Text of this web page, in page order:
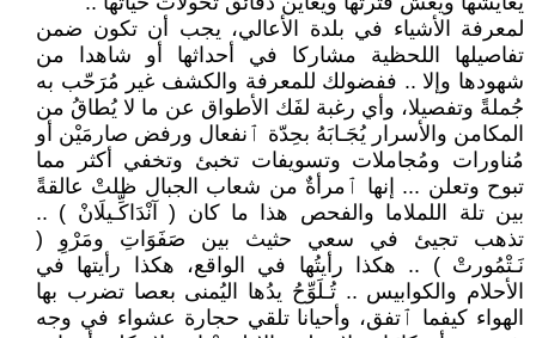
لمعرفة الأشياء في بلدة الأعالي، يجب أن تكون ضمن
تفاصيلها اللحظية مشاركا في أحداثها أو شاهدا من
شهودها وإلا .. ففضولك للمعرفة والكشف غير مُرَحّب به
جُملةً وتفصيلا، وأي رغبة لفَك الأطواق عن ما لا يُطاقُ من
المكامن والأسرار يُجَـابَهُ بحِدّة ٱنفعال ورفض صارمَيْن أو
مُناورات ومُجاملات وتسويفات تخبئ وتخفي أكثر مما
تبوح وتعلن ... إنها ٱمرأةٌ من شعاب الجبال ظلتْ عالقةً
بين تلة اللملاما والفحص هذا ما كان ( آنْدَاكِّـيلَانْ ) ..
تذهب تجيئ في سعي حثيث بين صَفَوَاتِ ومَرْوِ (
نَـتْمُورتْ ) .. هكذا رأيتُها في الواقع، هكذا رأيتها في
الأحلام والكوابيس .. تُـلَوِّحُ يدُها اليُمنى بعصا تضرب بها
الهواء كيفما ٱتفق، وأحيانا تلقي حجارة عشواء في وجه